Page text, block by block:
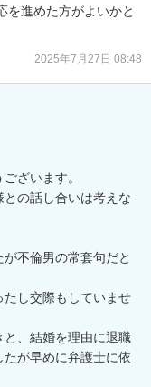
を進めた方がよいかと
2025年7月27日 08:48
ざいます。
の話し合いは考えな
不倫男の常套句だと
し交際もしていませ
、結婚を理由に退職
が早めに弁護士に依